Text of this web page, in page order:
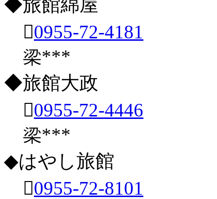
◆旅館綿屋
0955-72-4181
梁***
◆旅館大政
0955-72-4446
梁***
◆はやし旅館
0955-72-8101